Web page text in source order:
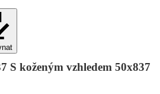
S koženým vzhledem 50x837